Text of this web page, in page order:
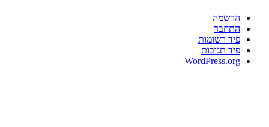
הרשמה
התחבר
פיד רשומות
פיד תגובות
WordPress.org